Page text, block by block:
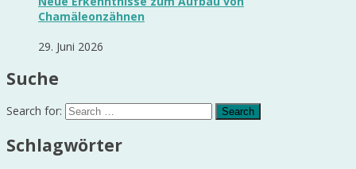
Chamäleonzähnen
29. Juni 2026
Suche
Search for:
Schlagwörter